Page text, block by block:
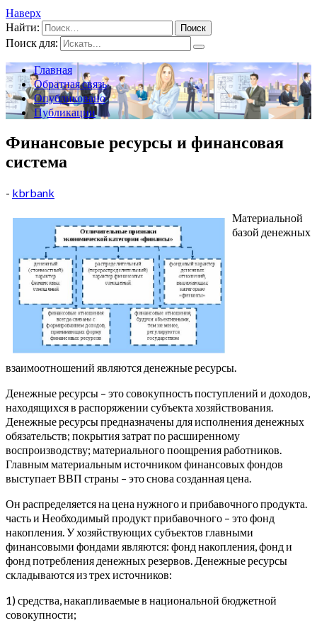
Наверх
Найти:
Поиск для:
Главная
Обратная связь
Опубликовано
Публикации
Финансовые ресурсы и финансовая
система
- kbrbank
Материальной
базой денежных
взаимоотношений являются денежные ресурсы.
Денежные ресурсы – это совокупность поступлений и доходов,
находящихся в распоряжении субъекта хозяйствования.
Денежные ресурсы предназначены для исполнения денежных
обязательств; покрытия затрат по расширенному
воспроизводству; материального поощрения работников.
Главным материальным источником финансовых фондов
выступает ВВП страны – это снова созданная цена.
Он распределяется на цена нужного и прибавочного продукта.
часть и Необходимый продукт прибавочного – это фонд
накопления. У хозяйствующих субъектов главными
финансовыми фондами являются: фонд накопления, фонд и
фонд потребления денежных резервов. Денежные ресурсы
складываются из трех источников:
1) средства, накапливаемые в национальной бюджетной
совокупности;